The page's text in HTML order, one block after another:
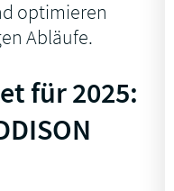
optimieren
Abläufe.
für 2025: